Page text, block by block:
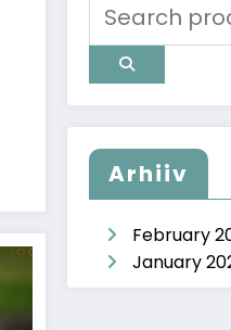
Arhiiv
February
January